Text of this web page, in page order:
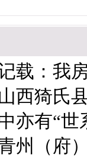
载：我
西猗氏
亦有“
州（府